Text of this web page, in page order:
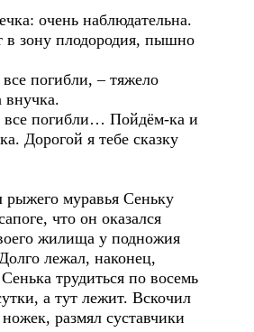
очень наблюдательна.
в зону плодородия, пышно
погибли, – тяжело
внучка.
погибли… Пойдём-ка и
Дорогой я тебе сказку
рыжего муравья Сеньку
что он оказался
жилища у подножия
лежал, наконец,
трудиться по восемь
а тут лежит. Вскочил
размял суставчики